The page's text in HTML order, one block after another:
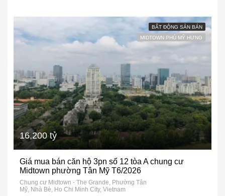
BẤT ĐỘNG SẢN BÁN
MIDTOWN PHÚ MỸ HƯNG
16,200 tỷ
Giá mua bán căn hộ 3pn số 12 tòa A chung cư
Midtown phường Tân Mỹ T6/2026
Chung cư Midtown - The Grande, Phường Tân
Mỹ, Nhà Bè, Ho Chi Minh City, Vietnam